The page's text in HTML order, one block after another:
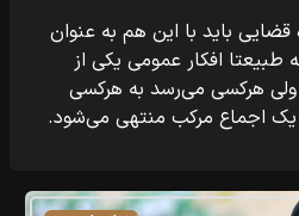
باید با این هم به عنوان
طبیعتا افکار عمومی یکی از
ولی هرکسی می‌رسد به هرکسی
یک اجماع مرکب منتهی می‌شود.